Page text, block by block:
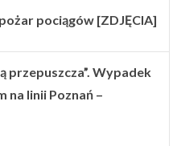
pociągów [ZDJĘCIA]
przepuszcza”. Wypadek
na linii Poznań –